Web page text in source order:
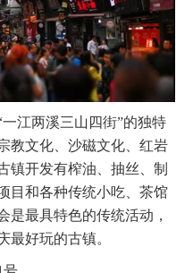
江两溪三山四街”的独特
教文化、沙磁文化、红岩
镇开发有榨油、抽丝、制
目和各种传统小吃、茶馆
是最具特色的传统活动，
最好玩的古镇。